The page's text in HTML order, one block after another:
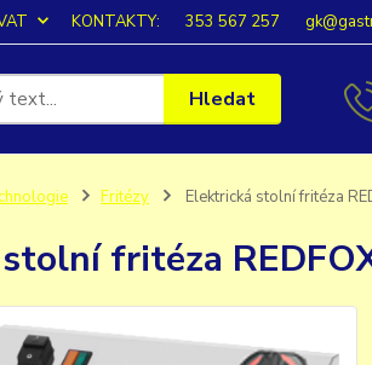
KONTAKTY: 353 567 257
Hledat
Fritézy Elektrická stolní fritéza
fritéza